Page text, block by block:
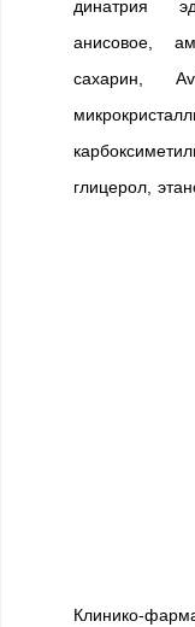
динатрия
анисовое,
сахарин,
глицерол,
Клинико-